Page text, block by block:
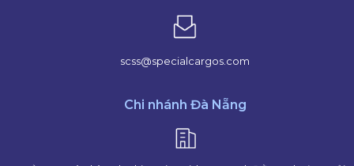
scss@specialcargos.com
Chi nhánh Đà Nẵng